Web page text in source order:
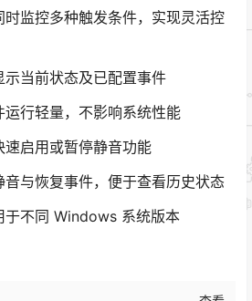
时监控多种触发条件，实现灵活控
示当前状态及已配置事件
运行轻量，不影响系统性能
启用或暂停静音功能
音与恢复事件，便于查看历史状态
于不同 Windows 系统版本